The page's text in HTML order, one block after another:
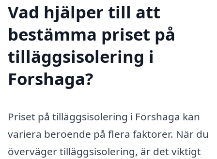
Vad hjälper till att
bestämma priset på
tilläggsisolering i
Forshaga?
Priset på tilläggsisolering i Forshaga kan
variera beroende på flera faktorer. När du
överväger tilläggsisolering, är det viktigt